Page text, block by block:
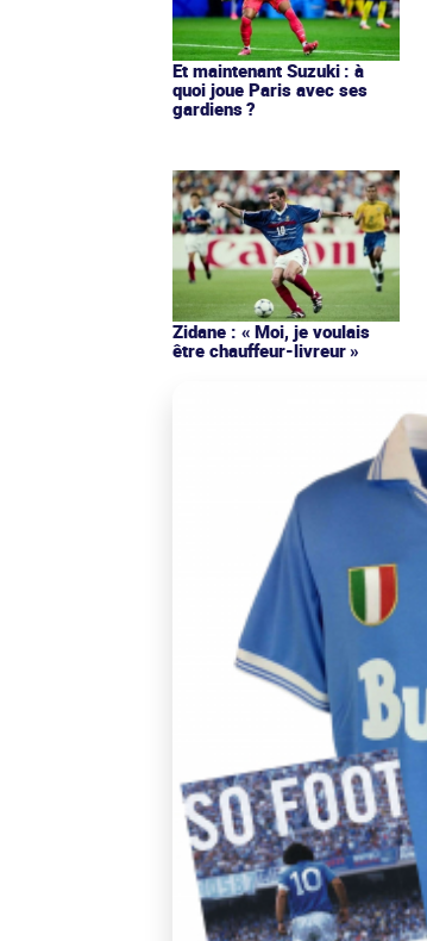
Et maintenant Suzuki : à
quoi joue Paris avec ses
gardiens ?
Zidane : « Moi, je voulais
être chauffeur-livreur »